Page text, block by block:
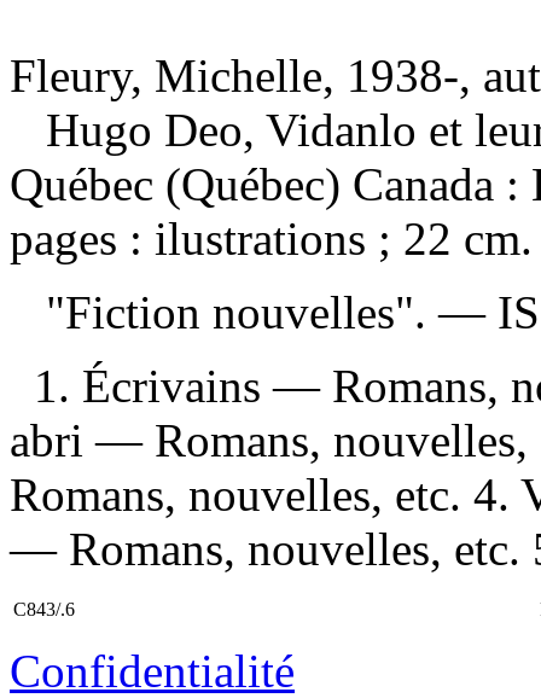
Fleury, Michelle, 1938-,
Hugo Deo, Vidanlo et
Québec (Québec)
pages : ilustrations ; 22 cm.
"Fiction nouvelles". —
1. Écrivains — Romans,
abri — Romans,
Romans, nouvelles, etc. 4.
— Romans, nouvelles, etc.
C843/.6
Confidentialité